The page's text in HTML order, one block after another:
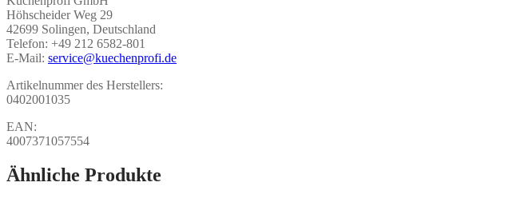
Höhscheider Weg 29
42699 Solingen, Deutschland
Telefon: +49 212 6582-801
E-Mail: service@kuechenprofi.de
Artikelnummer des Herstellers:
0402001035
EAN:
4007371057554
Ähnliche Produkte